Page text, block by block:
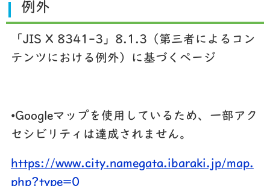
例外
「JIS X 8341-3」8.1.3（第三者によるコン
テンツにおける例外）に基づくページ
•Googleマップを使用しているため、一部アク
セシビリティは達成されません。
https://www.city.namegata.ibaraki.jp/map.
php?type=0